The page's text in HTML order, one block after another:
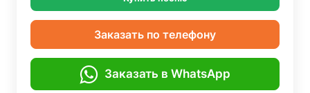
Заказать по телефону
Заказать в WhatsApp